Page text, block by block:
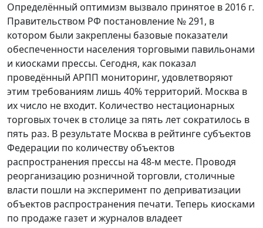
Определённый оптимизм вызвало принятое в 2016 г.
Правительством РФ постановление № 291, в
котором были закреплены базовые показатели
обеспеченности населения торговыми павильонами
и киосками прессы. Сегодня, как показал
проведённый АРПП мониторинг, удовлетворяют
этим требованиям лишь 40% территорий. Москва в
их число не входит. Количество нестационарных
торговых точек в столице за пять лет сократилось в
пять раз. В результате Москва в рейтинге субъектов
Федерации по количеству объектов
распространения прессы на 48-м месте. Проводя
реорганизацию розничной торговли, столичные
власти пошли на эксперимент по деприватизации
объектов распространения печати. Теперь киосками
по продаже газет и журналов владеет